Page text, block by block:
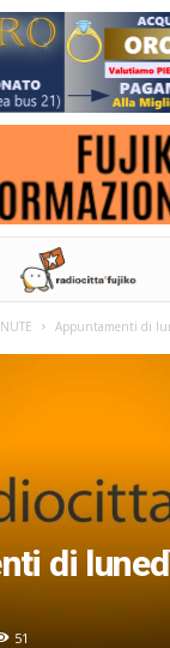
Appuntamenti di
di
51